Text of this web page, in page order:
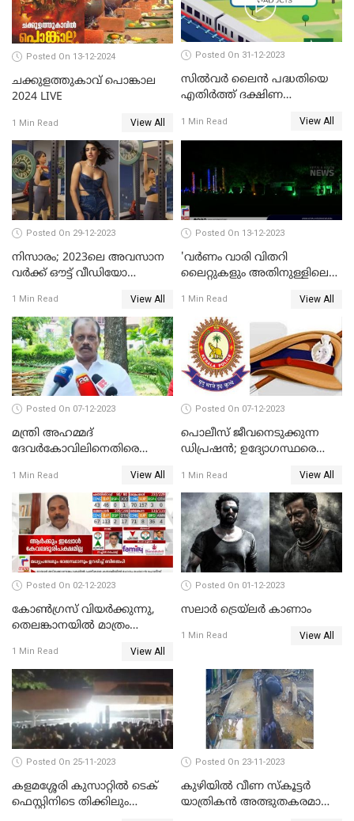
Posted On 13-12-2024
ചക്കുളത്തുകാവ് പൊങ്കാല
2024 LIVE
1 Min Read View All
Posted On 31-12-2023
സില്‍വര്‍ ലൈന്‍ പദ്ധതിയെ
എതിര്‍ത്ത് ദക്ഷിണ
1 Min Read View All
Posted On 29-12-2023
നിസാരം; 2023ലെ അവസാന
വർക്ക് ഔട്ട് വീഡിയോ
1 Min Read View All
Posted On 13-12-2023
'വര്‍ണം വാരി വിതറി
ലൈറ്റുകളും അതിനുള്ളിലെ
അണിഞ്ഞൊരുങ്ങി എസ് ബി
കോളേജ് മൈതാനം
1 Min Read View All
Posted On 07-12-2023
മന്ത്രി അഹമ്മദ്
ദേവർകോവിലിനെതിരെ
ആരോപണത്തിൽ
അന്വേഷണം
1 Min Read View All
Posted On 07-12-2023
പൊലീസ് ജീവനെടുക്കുന്ന
ഡിപ്രഷൻ; ഉദ്യോഗസ്ഥരെ
നടപടികളുമായി ഡിജിപി
1 Min Read View All
Posted On 02-12-2023
കോണ്‍ഗ്രസ് വിയര്‍ക്കുന്നു,
തെലങ്കാനയില്‍ മാത്രം
1 Min Read View All
Posted On 01-12-2023
സലാര്‍ ട്രെയ്‌ലർ കാണാം
1 Min Read View All
Posted On 25-11-2023
കളമശ്ശേരി കുസാറ്റില്‍ ടെക്
ഫെസ്റ്റിനിടെ തിക്കിലും
Posted On 23-11-2023
കുഴിയിൽ വീണ സ്കൂട്ടർ
യാത്രികൻ അത്ഭുതകരമായി